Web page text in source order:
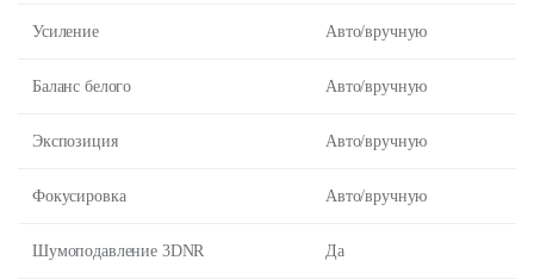
Усиление Авто/вручную
Баланс белого Авто/вручную
Экспозиция Авто/вручную
Фокусировка Авто/вручную
Шумоподавление 3DNR Да